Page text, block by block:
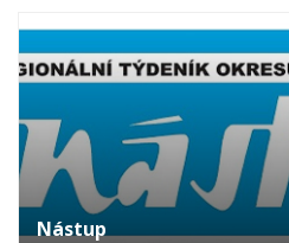
Nástup